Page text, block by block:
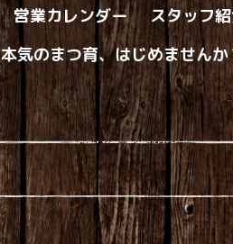
営業カレンダー
スタッフ
本気のまつ育、はじめませんか